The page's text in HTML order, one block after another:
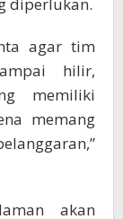
diperlukan.
agar tim
hilir,
memiliki
memang
akan